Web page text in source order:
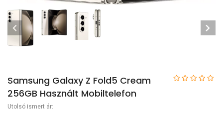
Samsung Galaxy Z Fold5 Cream
256GB Használt Mobiltelefon
Utolsó ismert ár: